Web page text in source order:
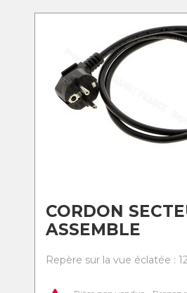
CORDON
ASSEMBLE
Repère sur la vue éclatée :